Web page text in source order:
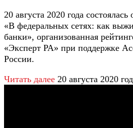
20 августа 2020 года
«В федеральных сетях: как
банки», организованная
«Эксперт РА» при поддержке
России.
Читать далее 20 августа 2020